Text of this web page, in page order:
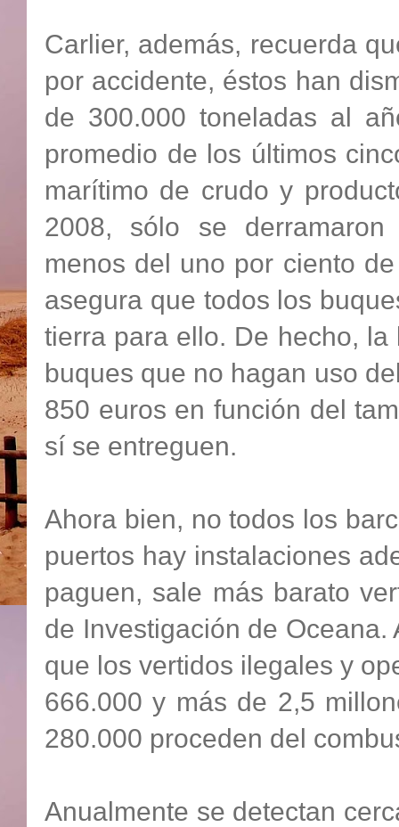
Carlier, además, recuerda
por accidente, éstos han
de 300.000 toneladas al
promedio de los últimos
marítimo de crudo y
2008, sólo se derramaron
menos del uno por ciento
asegura que todos los
tierra para ello. De hecho,
buques que no hagan uso
850 euros en función del
sí se entreguen.
Ahora bien, no todos los
puertos hay instalaciones
paguen, sale más barato
de Investigación de
que los vertidos ilegales y
666.000 y más de 2,5
280.000 proceden del
Anualmente se detectan